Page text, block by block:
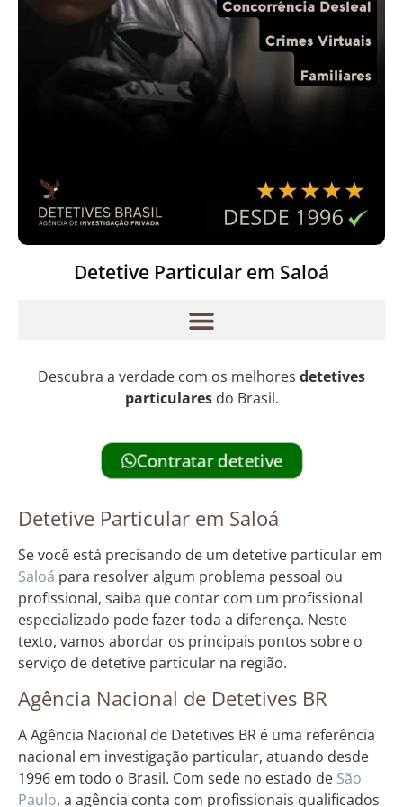
Detetive Particular em Saloá
Descubra a verdade com os melhores detetives
particularesdo Brasil.
Contratar detetive
Detetive Particular em Saloá
Se você está precisando de um detetive particular em
Saloá para resolver algum problema pessoal ou
profissional, saiba que contar com um profissional
especializado pode fazer toda a diferença. Neste
texto, vamos abordar os principais pontos sobre o
serviço de detetive particular na região.
Agência Nacional de Detetives BR
A Agência Nacional de Detetives BR é uma referência
nacional em investigação particular, atuando desde
1996 em todo o Brasil. Com sede no estado de São
Paulo, a agência conta com profissionais qualificados